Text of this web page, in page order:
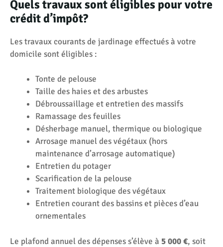
Quels travaux sont éligibles pour votre
crédit d’impôt?
Les travaux courants de jardinage effectués à votre
domicile sont éligibles :
Tonte de pelouse
Taille des haies et des arbustes
Débroussaillage et entretien des massifs
Ramassage des feuilles
Désherbage manuel, thermique ou biologique
Arrosage manuel des végétaux (hors
maintenance d’arrosage automatique)
Entretien du potager
Scarification de la pelouse
Traitement biologique des végétaux
Entretien courant des bassins et pièces d’eau
ornementales
Le plafond annuel des dépenses s’élève à 5 000 €, soit